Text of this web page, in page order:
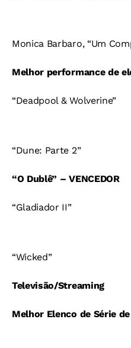
Monica Barbaro, “Um
Melhor performance de
“Deadpool & Wolverine”
“Dune: Parte 2”
“O Dublê” – VENCEDOR
“Gladiador II”
“Wicked”
Televisão/Streaming
Melhor Elenco de Série